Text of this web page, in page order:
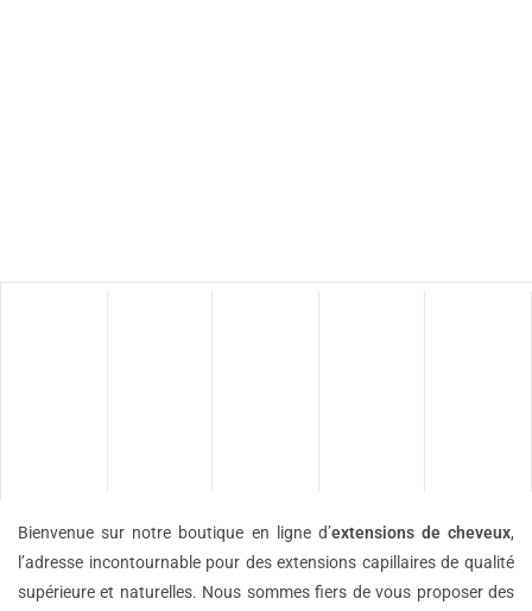
Bienvenue sur notre boutique en ligne d’extensions decheveux,
l’adresse incontournable pour des extensions capillaires de qualité
supérieure et naturelles. Nous sommes fiers de vous proposer des